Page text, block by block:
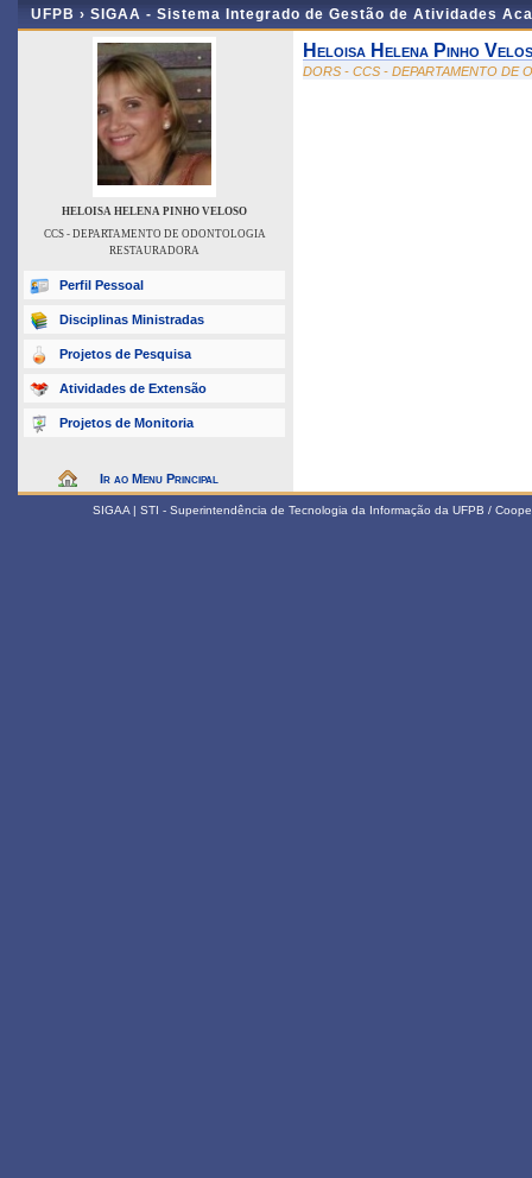
UFPB › SIGAA - Sistema Integrado de Gestão de Atividades
HELOISA HELENA PINHO VELOSO
CCS - DEPARTAMENTO DE ODONTOLOGIA
RESTAURADORA
Perfil Pessoal
Disciplinas Ministradas
Projetos de Pesquisa
Atividades de Extensão
Projetos de Monitoria
Ir ao Menu Principal
Heloisa Helena Pinho
DORS - CCS - DEPARTAMENTO DE
SIGAA | STI - Superintendência de Tecnologia da Informação da UFPB /